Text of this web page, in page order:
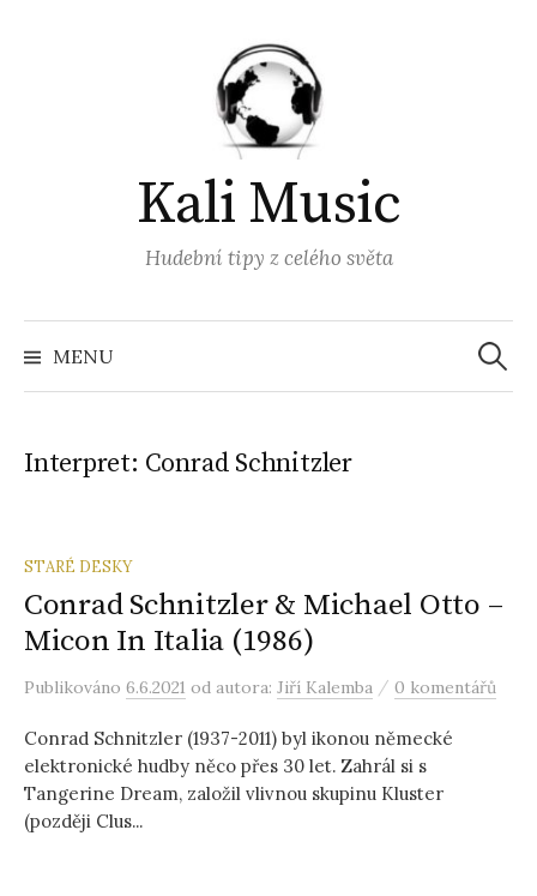
Kali Music
Hudební tipy z celého světa
MENU
Interpret: Conrad Schnitzler
STARÉ DESKY
Conrad Schnitzler & Michael Otto ‎–
Micon In Italia (1986)
Publikováno 6.6.2021 od autora: Jiří Kalemba / 0 komentářů
Conrad Schnitzler (1937-2011) byl ikonou německé
elektronické hudby něco přes 30 let. Zahrál si s
Tangerine Dream, založil vlivnou skupinu Kluster
(později Clus...